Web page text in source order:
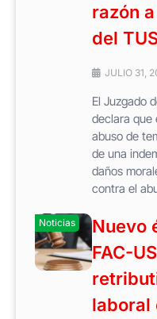
razón
del
JULIO 31,
El Juzgado
declara que
abuso de
de una
daños
contra el
Noticias
Nuevo
FAC-
laboral